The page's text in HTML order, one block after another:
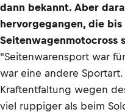
dann bekannt. Aber
hervorgegangen, die
Seitenwagenmotocross
"Seitenwarensport war
war eine andere
Kraftentfaltung wegen
viel ruppiger als beim